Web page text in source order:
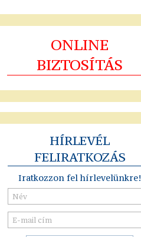
ONLINE
BIZTOSÍTÁS
HÍRLEVÉL
FELIRATKOZÁS
Iratkozzon fel hírlevelünkre!